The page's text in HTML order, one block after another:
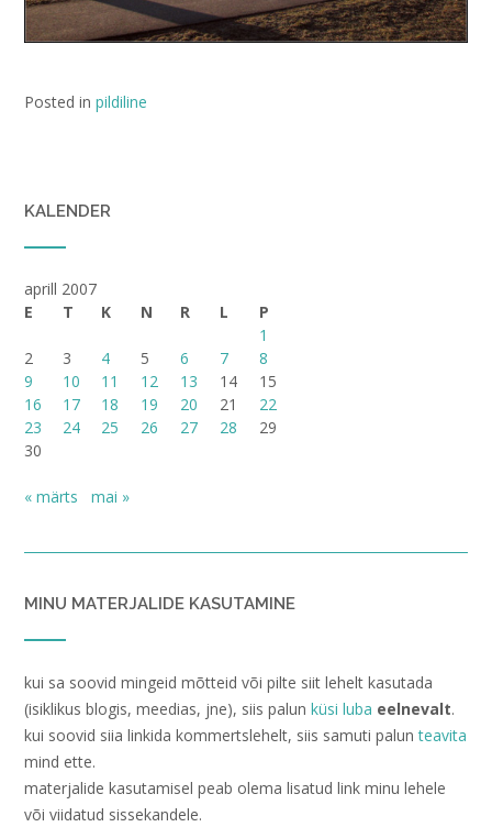
Posted in pildiline
KALENDER
aprill 2007
E
T K N R L
P
1
2
3 4 5 6 7
8
9
10 11 12 13 14
15
16
17 18 19 20 21
22
23
24 25 26 27 28
29
30
« märts mai »
MINU MATERJALIDE KASUTAMINE
kui sa soovid mingeid mõtteid või pilte siit lehelt kasutada
(isiklikus blogis, meedias, jne), siis palun küsi luba eelnevalt.
kui soovid siia linkida kommertslehelt, siis samuti palunteavita
mind ette.
materjalide kasutamisel peab olema lisatud link minu lehele
või viidatud sissekandele.